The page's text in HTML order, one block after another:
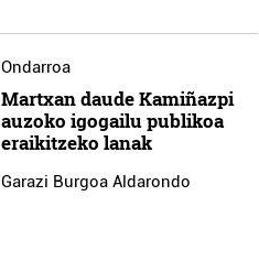
Ondarroa
Martxan daude Kamiñazpi
auzoko igogailu publikoa
eraikitzeko lanak
Garazi Burgoa Aldarondo